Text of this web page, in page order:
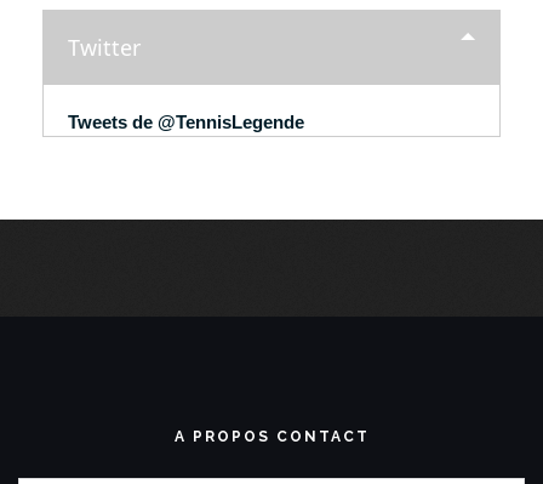
Twitter
Tweets de @TennisLegende
A PROPOS CONTACT